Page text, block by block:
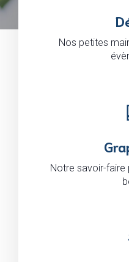
Nos petites
Notre savoir-faire